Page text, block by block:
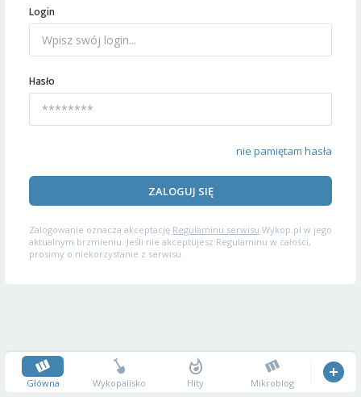
Login
Hasło
nie pamiętam hasła
ZALOGUJ SIĘ
Zalogowanie oznacza akceptację Regulaminu serwisu Wykop.pl w jego
aktualnym brzmieniu. Jeśli nie akceptujesz Regulaminu w całości,
prosimy o niekorzystanie z serwisu.
Główna Wykopalisko Hity Mikroblog